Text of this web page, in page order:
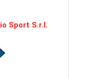
Sport S.r.l.